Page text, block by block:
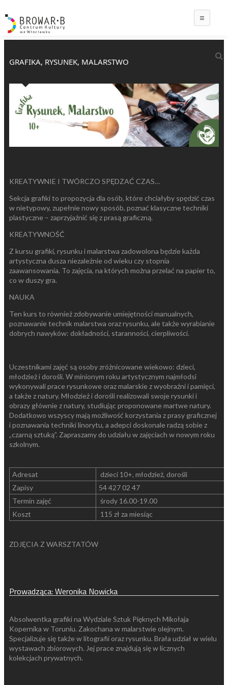
GRAFIKA, RYSUNEK, MALARSTWO
KREATYWNIE I TWÓRCZO SPĘDZAĆ CZAS…
Sekcja grafiki to propozycja dla osób, które chciałyby spędzić czas
w nietypowy, zupełnie nowy sposób, poznać klasyczne techniki
plastyczne – zaprzyjaźnić się z prasą graficzną.
KREATYWNOŚĆ
Z kursu grafiki, rysunku i malarstwa zadowolona będzie każda
artystyczna dusza niezależnie od wieku czy stopnia
zaawansowania. To zajęcia, na których można przelać na papier to,
co w duszy gra.
NAUKA
Ten kurs to również zdobywanie umiejętności manualnych,
poznawanie technik malarstwa oraz rysunku, ale także wyrabianie
dobrych nawyków: dokładności, staranności, cierpliwości.
Uczestnikami zajęć są osoby zróżnicowane wiekowo: dzieci,
młodzież i dorośli. W minionym roku artystycznym najmłodsi
wykonywali prace rysunkowe oraz malarskie z wyobraźni i pamięci,
a także z natury. Młodzież i dorośli realizowali swoje rysunki i
obrazy głównie z natury, studiując proponowane martwe natury.
Dodatkowo wszyscy mają możliwość korzystania z prasy graficznej
i poznawania techniki linorytu, a adepci doskonale radzą sobie z
„czarną sztuką”. Zapraszamy do udziału w zajęciach w nowym roku
szkolnym.
Adresat
dzieci 10+, młodzież, dorośli
Zapisy
54 427 02 47
Termin zajęć
środy 16.00-19.00
Koszt
115 zł za miesiąc
ZDJĘCIA Z WARSZTATÓW
Prowadząca: Weronika Nowicka
Absolwentka grafiki na Wydziale Sztuk Pięknych Mikołaja
Kopernika w Toruniu. Zakochana w malarstwie olejnym.
Specjalizuje się także w litografii oraz rysunku. Brała udział w wielu
wystawach zbiorowych. Jej prace znajdują się w licznych
kolekcjach prywatnych.